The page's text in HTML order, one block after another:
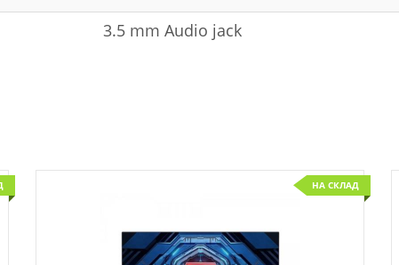
3.5 mm Audio jack
НА СКЛАД